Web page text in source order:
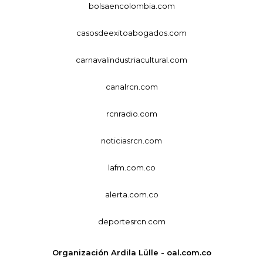
bolsaencolombia.com
casosdeexitoabogados.com
carnavalindustriacultural.com
canalrcn.com
rcnradio.com
noticiasrcn.com
lafm.com.co
alerta.com.co
deportesrcn.com
Organización Ardila Lülle - oal.com.co